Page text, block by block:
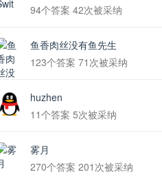
94个答案 42次被采纳
鱼香肉丝没有鱼先生
123个答案 71次被采纳
huzhen
11个答案 5次被采纳
雾月
270个答案 201次被采纳